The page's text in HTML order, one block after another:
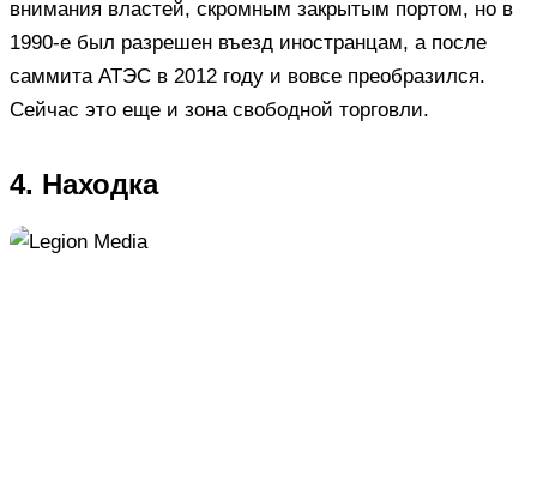
внимания властей, скромным закрытым портом, но в
1990-е был разрешен въезд иностранцам, а после
саммита АТЭС в 2012 году и вовсе преобразился.
Сейчас это еще и зона свободной торговли.
4. Находка